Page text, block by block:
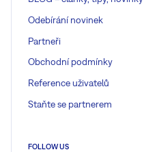
Odebírání novinek
Partneři
Obchodní podmínky
Reference uživatelů
Staňte se partnerem
FOLLOW US